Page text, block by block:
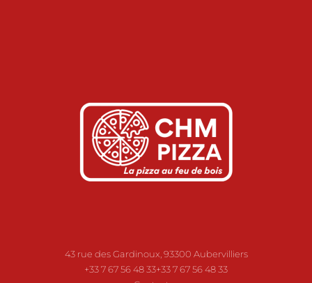
43 rue des Gardinoux, 93300 Aubervilliers
+33 7 67 56 48 33+33 7 67 56 48 33